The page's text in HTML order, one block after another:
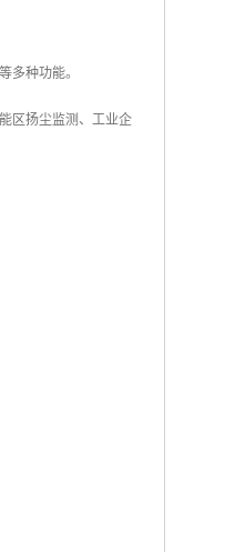
多种功能。
区扬尘监测、工业企